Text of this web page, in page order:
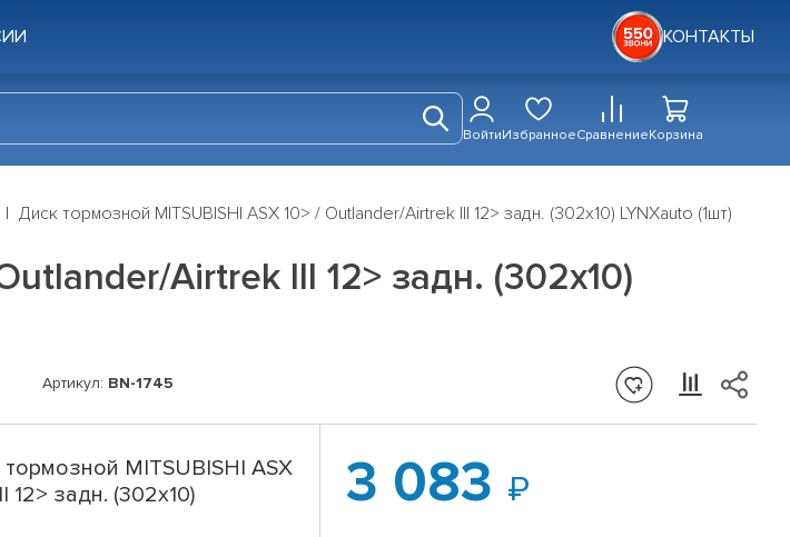
КОНТАКТЫ
ВойтиИзбранноеСравнениеКорзина
Диск тормозной MITSUBISHI ASX 10> / Outlander/Airtrek III 12> задн. (302x10) LYNXauto (1шт)
Airtrek III 12> задн. (302x10)
Артикул: BN-1745
MITSUBISHI ASX
12> задн. (302x10)
3 083